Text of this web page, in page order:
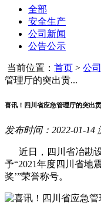
全部
安全生产
公司新闻
公告公示
当前位置： 首页 > 公
管理厅的突出贡...
喜讯！四川省应急管理厅的突出
发布时间：2022-01-14
近日，四川省冶勘
予“2021年度四川省地
奖’”荣誉称号。